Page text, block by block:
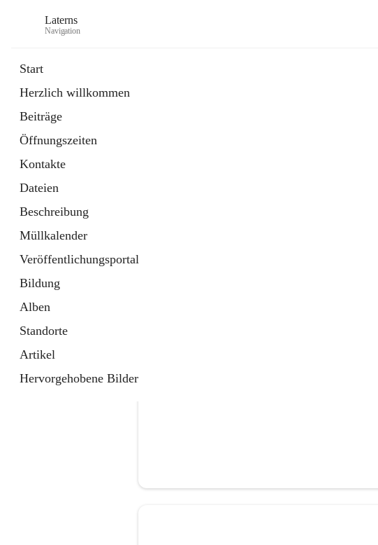
Laterns
Navigation
Start
Herzlich willkommen
Beiträge
Öffnungszeiten
Kontakte
Dateien
Beschreibung
Müllkalender
Veröffentlichungsportal
Bildung
Alben
Standorte
Artikel
Hervorgehobene Bilder